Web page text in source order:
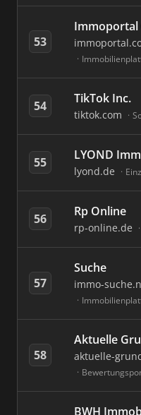
53
Immoportal
54 TikTok Inc.
tiktok.com
55 LYOND
lyond.de
56 Rp Online
rp-online.de
57
Suche
immo-
58
Aktuelle
aktuelle-
BWH